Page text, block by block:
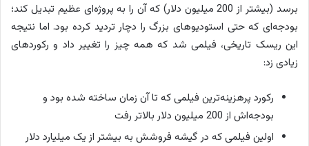
برسد (بیشتر از 200 میلیون دلار) که آن را به پروژه‌ای عظیم تبدیل کند؛
بودجه‌ای که حتی استودیوهای بزرگ را دچار تردید کرده بود. اما نتیجه
این ریسک تاریخی، فیلمی شد که همه چیز را تغییر داد و رکوردهای
زیادی زد:
رکورد پرهزینه‌ترین فیلمی که تا آن زمان ساخته شده بود و
بودجه‌اش از 200 میلیون دلار بالاتر رفت
اولین فیلمی که در گیشه فروشش به بیشتر از یک میلیارد دلار